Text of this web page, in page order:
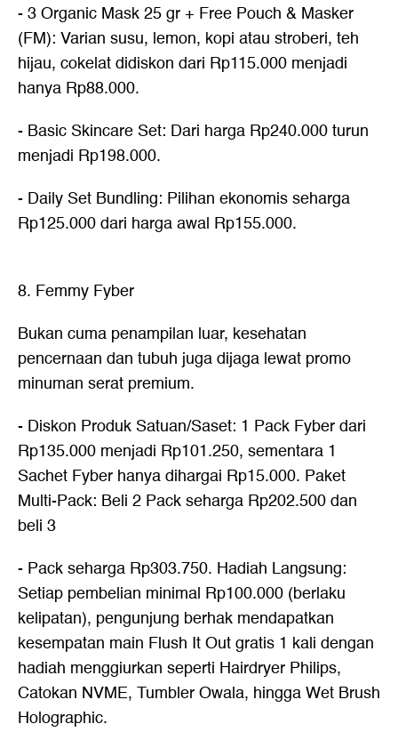
- 3 Organic Mask 25 gr + Free Pouch & Masker
(FM): Varian susu, lemon, kopi atau stroberi, teh
hijau, cokelat didiskon dari Rp115.000 menjadi
hanya Rp88.000.
- Basic Skincare Set: Dari harga Rp240.000 turun
menjadi Rp198.000.
- Daily Set Bundling: Pilihan ekonomis seharga
Rp125.000 dari harga awal Rp155.000.
8. Femmy Fyber
Bukan cuma penampilan luar, kesehatan
pencernaan dan tubuh juga dijaga lewat promo
minuman serat premium.
- Diskon Produk Satuan/Saset: 1 Pack Fyber dari
Rp135.000 menjadi Rp101.250, sementara 1
Sachet Fyber hanya dihargai Rp15.000. Paket
Multi-Pack: Beli 2 Pack seharga Rp202.500 dan
beli 3
- Pack seharga Rp303.750. Hadiah Langsung:
Setiap pembelian minimal Rp100.000 (berlaku
kelipatan), pengunjung berhak mendapatkan
kesempatan main Flush It Out gratis 1 kali dengan
hadiah menggiurkan seperti Hairdryer Philips,
Catokan NVME, Tumbler Owala, hingga Wet Brush
Holographic.